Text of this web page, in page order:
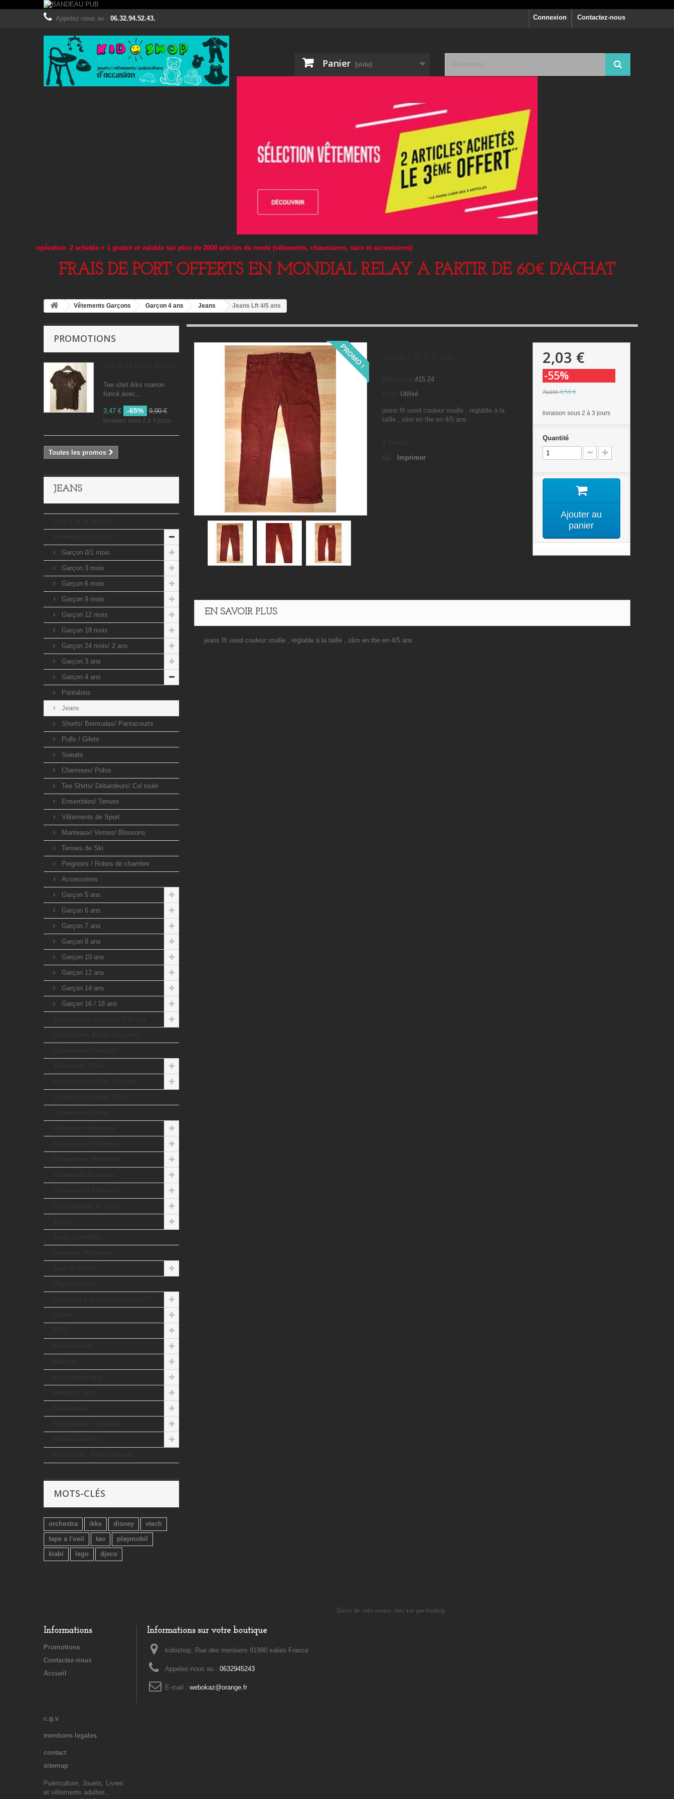
Contactez-nous
Appelez-nous au : 06.32.94.52.43. Connexion
Panier (vide)
opération 2 achetés = 1 gratuit et valable sur plus de 2000 articles de mode (vêtements, chaussures, sacs et accessoires)
FRAIS DE PORT OFFERTS EN MONDIAL RELAY A PARTIR DE 60€ D'ACHAT
Vêtements Garçons Garçon 4 ans Jeans Jeans Lft 4/5 ans
PROMOTIONS
Tee shirt ikks marron
foncé avec...
3,47 € -65% 9,90 €
livraison sous 2 à 3 jours
Toutes les promos
JEANS
Garçon 0/1 mois
Garçon 3 mois
Garçon 6 mois
Garçon 9 mois
Garçon 12 mois
Garçon 18 mois
Garçon 24 mois/ 2 ans
Garçon 3 ans
Garçon 4 ans
Pantalons
Jeans
Shorts/ Bermudas/ Pantacourts
Pulls / Gilets
Sweats
Chemises/ Polos
Tee Shirts/ Débardeurs/ Col roulé
Ensembles/ Tenues
Vêtements de Sport
Manteaux/ Vestes/ Blousons
Tenues de Ski
Peignoirs / Robes de chambre
Accessoires
Garçon 5 ans
Garçon 6 ans
Garçon 7 ans
Garçon 8 ans
Garçon 10 ans
Garçon 12 ans
Garçon 14 ans
Garçon 16 / 18 ans
MOTS-CLÉS
orchestra ikks disney
vtech
tape a l'oeil
tao
playmobil
kiabi
lego djeco
PROMO !
415.24
Utilisé
jeans lft used couleur rouille , réglable à la
taille , slim en tbe en 4/5 ans
Imprimer
2,03 €
-55%
Avant4,50 €
livraison sous 2 à 3 jours
Quantité
Ajouter au
panier
EN SAVOIR PLUS
jeans lft used couleur rouille , réglable à la taille , slim en tbe en 4/5 ans
Informations
Promotions
Contactez-nous
Accueil
c.g.v
mentions legales
contact
sitemap
Puériculture, Jouets, Livres
et vêtements adultes ,
Informations sur votre boutique
kidoshop, Rue des merisiers 81990 salies France
Appelez-nous au : 0632945243
E-mail : webokaz@orange.fr
Envoi de colis moins cher sur prestashop